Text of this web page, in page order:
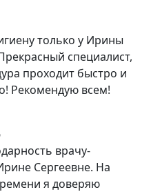
только у Ирины
специалист,
проходит быстро и
Рекомендую всем!
врачу-
Сергеевне. На
я доверяю